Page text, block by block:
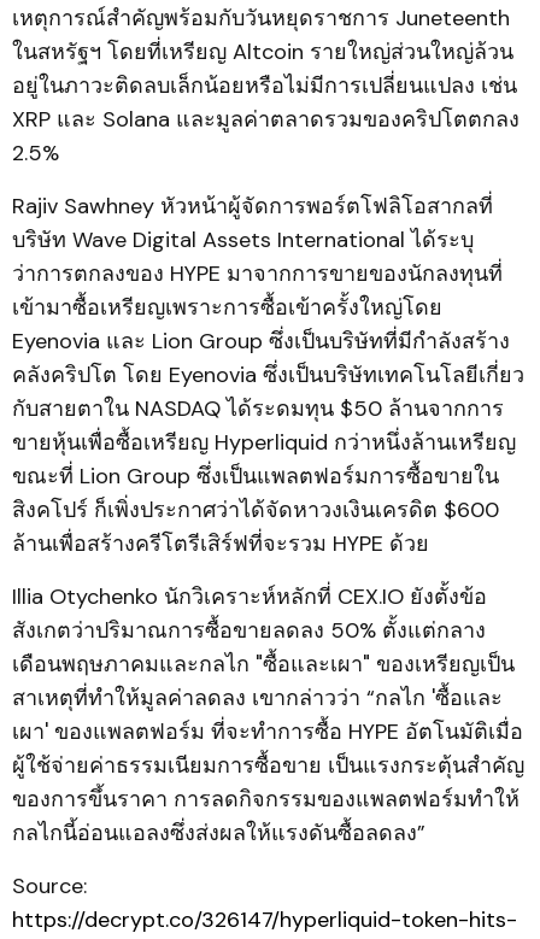
เหตุการณ์สำคัญพร้อมกับวันหยุดราชการ Juneteenth
ในสหรัฐฯ โดยที่เหรียญ Altcoin รายใหญ่ส่วนใหญ่ล้วน
อยู่ในภาวะติดลบเล็กน้อยหรือไม่มีการเปลี่ยนแปลง เช่น
XRP และ Solana และมูลค่าตลาดรวมของคริปโตตกลง
2.5%
Rajiv Sawhney หัวหน้าผู้จัดการพอร์ตโฟลิโอสากลที่
บริษัท Wave Digital Assets International ได้ระบุ
ว่าการตกลงของ HYPE มาจากการขายของนักลงทุนที่
เข้ามาซื้อเหรียญเพราะการซื้อเข้าครั้งใหญ่โดย
Eyenovia และ Lion Group ซึ่งเป็นบริษัทที่มีกำลังสร้าง
คลังคริปโต โดย Eyenovia ซึ่งเป็นบริษัทเทคโนโลยีเกี่ยว
กับสายตาใน NASDAQ ได้ระดมทุน $50 ล้านจากการ
ขายหุ้นเพื่อซื้อเหรียญ Hyperliquid กว่าหนึ่งล้านเหรียญ
ขณะที่ Lion Group ซึ่งเป็นแพลตฟอร์มการซื้อขายใน
สิงคโปร์ ก็เพิ่งประกาศว่าได้จัดหาวงเงินเครดิต $600
ล้านเพื่อสร้างครีโตรีเสิร์ฟที่จะรวม HYPE ด้วย
Illia Otychenko นักวิเคราะห์หลักที่ CEX.IO ยังตั้งข้อ
สังเกตว่าปริมาณการซื้อขายลดลง 50% ตั้งแต่กลาง
เดือนพฤษภาคมและกลไก "ซื้อและเผา" ของเหรียญเป็น
สาเหตุที่ทำให้มูลค่าลดลง เขากล่าวว่า “กลไก 'ซื้อและ
เผา' ของแพลตฟอร์ม ที่จะทำการซื้อ HYPE อัตโนมัติเมื่อ
ผู้ใช้จ่ายค่าธรรมเนียมการซื้อขาย เป็นแรงกระตุ้นสำคัญ
ของการขึ้นราคา การลดกิจกรรมของแพลตฟอร์มทำให้
กลไกนี้อ่อนแอลงซึ่งส่งผลให้แรงดันซื้อลดลง”
Source:
https://decrypt.co/326147/hyperliquid-token-hits-